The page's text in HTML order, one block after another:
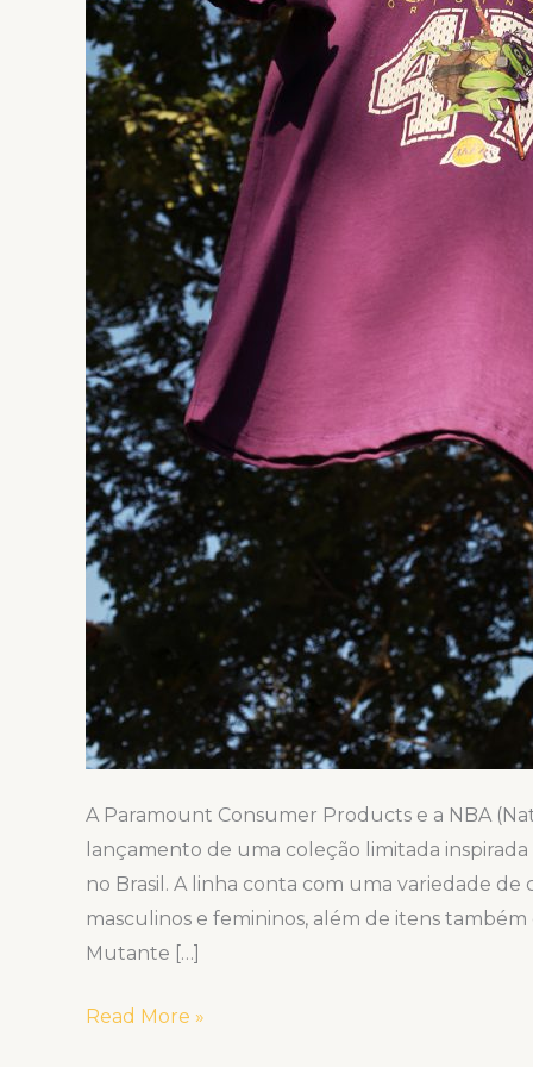
A Paramount Consumer Products e a NBA
lançamento de uma coleção limitada
no Brasil. A linha conta com uma variedade de
masculinos e femininos, além de itens
Mutante […]
Read More »